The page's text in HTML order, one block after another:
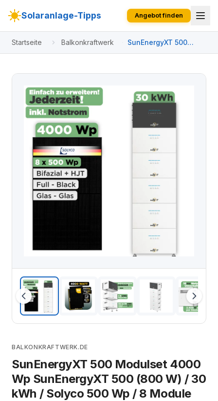
Solaranlage-Tipps Angebot finden
Startseite Balkonkraftwerk
SunEnergyXT 500
Modulset 4000 Wp
W) / 30 kWh / Solyco
BALKONKRAFTWERK.DE
SunEnergyXT 500 Modulset 4000
Wp SunEnergyXT 500 (800 W) / 30
kWh / Solyco 500 Wp / 8 Module